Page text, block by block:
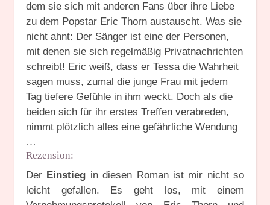
dem sie sich mit anderen Fans über ihre Liebe
zu dem Popstar Eric Thorn austauscht. Was sie
nicht ahnt: Der Sänger ist eine der Personen,
mit denen sie sich regelmäßig Privatnachrichten
schreibt! Eric weiß, dass er Tessa die Wahrheit
sagen muss, zumal die junge Frau mit jedem
Tag tiefere Gefühle in ihm weckt. Doch als die
beiden sich für ihr erstes Treffen verabreden,
nimmt plötzlich alles eine gefährliche Wendung
…
Rezension:
Der Einstieg in diesen Roman ist mir nicht so
leicht gefallen. Es geht los, mit einem